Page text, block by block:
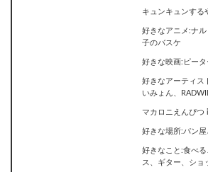
キュンキュンする
好きなアニメ:ナ
子のバスケ
好きな映画:ピー
好きなアーティス
いみょん、
マカロニえんぴつ
好きな場所:パン
好きなこと:食べ
ス、ギター、ショ